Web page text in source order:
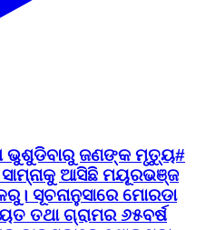
ଭୁଶୁଡିବାରୁ ଜଣଙ୍କ ମୃତ୍ୟୁ#
ଆସିଛି ମୟୂରଭଞ୍ଜ
ସୂଚନାନୁସାରେ ମୋରଡା
ତଥା ଗ୍ରାମର ୬୫ବର୍ଷ